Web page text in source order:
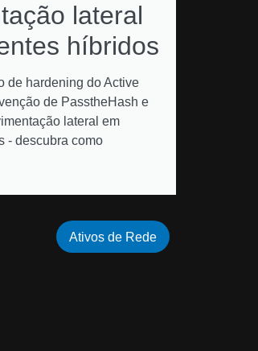
lateral
híbridos
de hardening do Active
de PasstheHash e
lateral em
- descubra como
Ativos de Rede